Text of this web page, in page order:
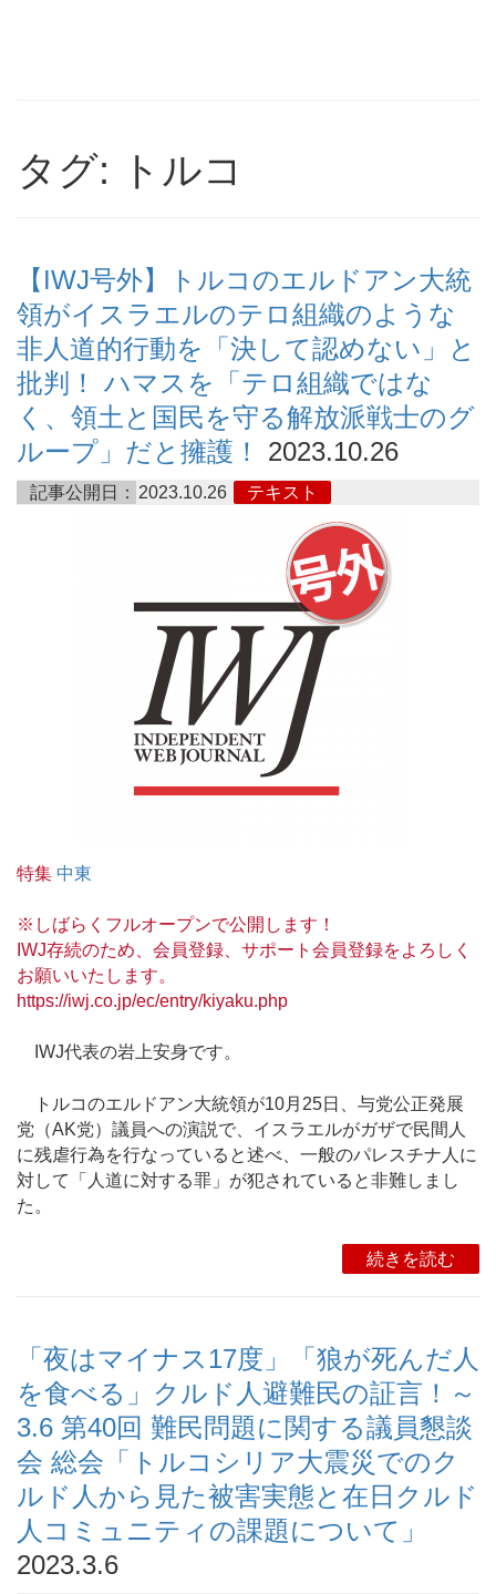
タグ: トルコ
【IWJ号外】トルコのエルドアン大統
領がイスラエルのテロ組織のような
非人道的行動を「決して認めない」と
批判！ ハマスを「テロ組織ではな
く、領土と国民を守る解放派戦士のグ
ループ」だと擁護！
2023.10.26
記事公開日： 2023.10.26 テキスト
特集 中東
※しばらくフルオープンで公開します！
IWJ存続のため、会員登録、サポート会員登録をよろしく
お願いいたします。
https://iwj.co.jp/ec/entry/kiyaku.php
IWJ代表の岩上安身です。
トルコのエルドアン大統領が10月25日、与党公正発展
党（AK党）議員への演説で、イスラエルがガザで民間人
に残虐行為を行なっていると述べ、一般のパレスチナ人に
対して「人道に対する罪」が犯されていると非難しまし
た。
続きを読む
「夜はマイナス17度」「狼が死んだ人
を食べる」クルド人避難民の証言！～
3.6 第40回 難民問題に関する議員懇談
会 総会「トルコシリア大震災でのク
ルド人から見た被害実態と在日クルド
人コミュニティの課題について」
2023.3.6